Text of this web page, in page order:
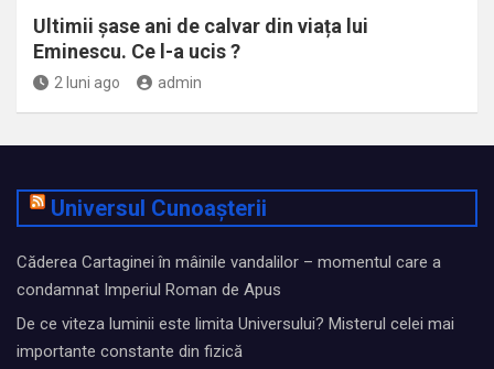
Ultimii șase ani de calvar din viața lui
Eminescu. Ce l-a ucis ?
2 luni ago admin
Universul Cunoașterii
Căderea Cartaginei în mâinile vandalilor – momentul care a
condamnat Imperiul Roman de Apus
De ce viteza luminii este limita Universului? Misterul celei mai
importante constante din fizică